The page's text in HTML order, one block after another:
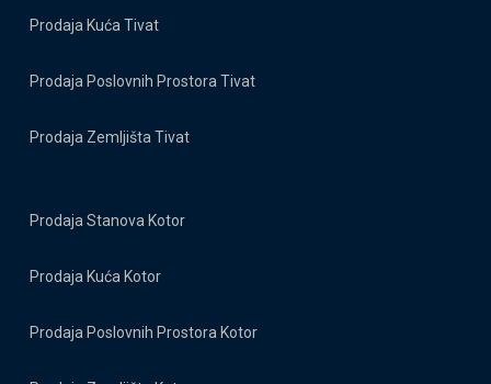
Prodaja Kuća Tivat
Prodaja Poslovnih Prostora Tivat
Prodaja Zemljišta Tivat
Prodaja Stanova Kotor
Prodaja Kuća Kotor
Prodaja Poslovnih Prostora Kotor